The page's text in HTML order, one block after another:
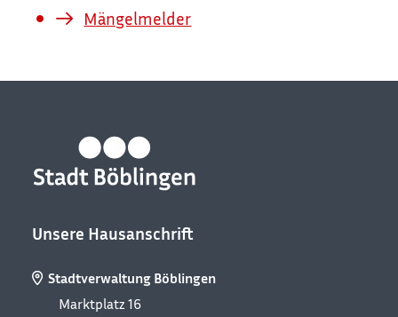
Mängelmelder
Unsere Hausanschrift
Stadtverwaltung Böblingen
Marktplatz 16